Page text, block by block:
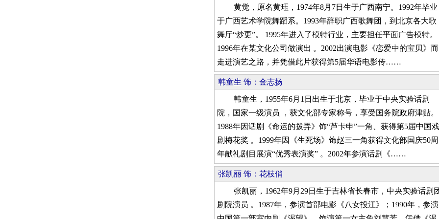
黄觉，原名黄珏，1974年8月7日生于广西南宁。1992年毕业
于广西艺术学院舞蹈系。1993年辞职广西歌舞团，到北京各大歌
舞厅“炒更”。 1995年进入了模特行业，主要担任平面广告模特。
1996年在某文化公司做演出 。2002出演电影《恋爱中的宝贝》而
走进演艺之路，并凭借此片获得第5届华语电影传……
韩童生 饰：金志扬
韩童生，1955年6月1日出生于北京，毕业于中央实验话剧
院，国家一级演员 ，获文化部专家称号，享受国务院政府津贴。
1988年因话剧《命运的拨弄》饰“芦卡申”一角、获得第5届中国戏
剧梅花奖 。1999年因《生死场》饰赵三一角获得文化部国庆50周
年献礼剧目展演“优秀表演奖” 。2002年参演话剧《……
张凯丽 饰：花枝俏
张凯丽，1962年9月29日生于吉林省长春市，中央实验话剧
剧院演员 。1987年，参演首部电影《八女投江》；1990年，参演